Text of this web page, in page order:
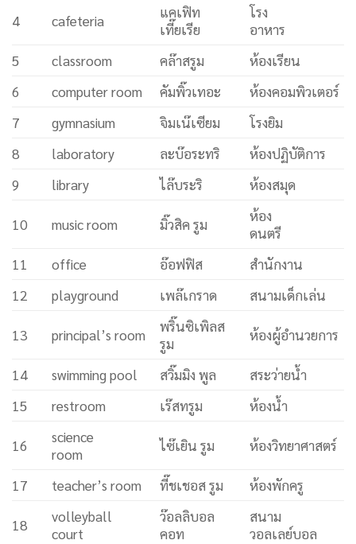
4 cafeteria
แคเฟิท
เที๊ยเรีย
โรง
อาหาร
5
classroom คล๊าสรูม
ห้องเรียน
6
computer room คัมพิ๊วเทอะ
ห้องคอมพิวเตอร์
7
gymnasium จิมเน๊เซียม
โรงยิม
8
laboratory ละบ๊อระทริ
ห้องปฏิบัติการ
9
library ไล๊บระริ ห้องสมุด
10 music room มิ๊วสิค รูม
ห้อง
ดนตรี
11
office อ๊อฟฟิส
สำนักงาน
12
playground เพล๊เกราด สนามเด็กเล่น
13 principal’s room
พริ๊นซิเพิลส
รูม
ห้องผู้อำนวยการ
14 swimming pool สวิ๊มมิง พูล
สระว่ายน้ำ
15
restroom เร๊สทรูม ห้องน้ำ
16
science
room
ไซ๊เยิน รูม ห้องวิทยาศาสตร์
17 teacher’s room ที๊ชเชอส รูม ห้องพักครู
18
volleyball
court
ว๊อลลิบอล
คอท
สนาม
วอลเลย์บอล